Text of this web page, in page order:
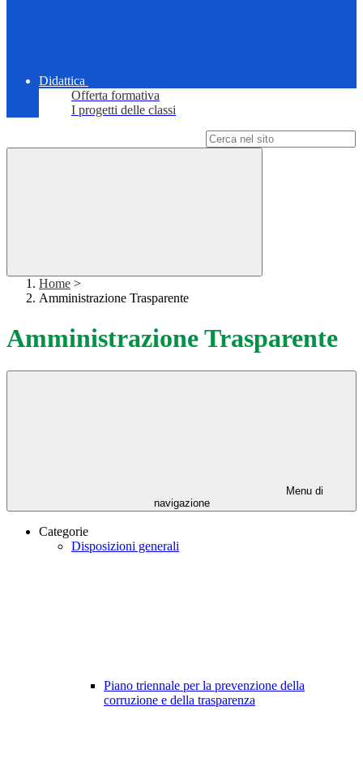
Didattica
Offerta formativa
I progetti delle classi
Home >
Amministrazione Trasparente
Amministrazione Trasparente
Menu di
navigazione
Categorie
Disposizioni generali
Piano triennale per la prevenzione della
corruzione e della trasparenza